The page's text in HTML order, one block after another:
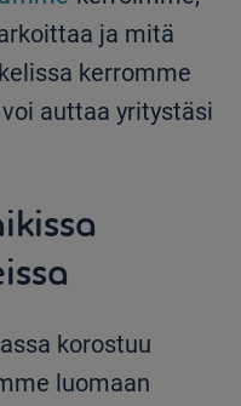
ja mitä
kerromme
auttaa yritystäsi
korostuu
luomaan